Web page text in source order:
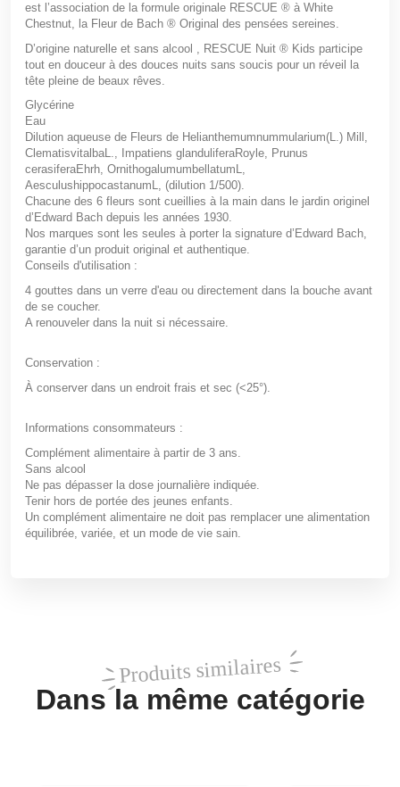
est l’association de la formule originale RESCUE ® à White
Chestnut, la Fleur de Bach ® Original des pensées sereines.
D’origine naturelle et sans alcool , RESCUE Nuit ® Kids participe
tout en douceur à des douces nuits sans soucis pour un réveil la
tête pleine de beaux rêves.
Glycérine
Eau
Dilution aqueuse de Fleurs de Helianthemumnummularium(L.) Mill,
ClematisvitalbaL., Impatiens glanduliferaRoyle, Prunus
cerasiferaEhrh, OrnithogalumumbellatumL,
AesculushippocastanumL, (dilution 1/500).
Chacune des 6 fleurs sont cueillies à la main dans le jardin originel
d’Edward Bach depuis les années 1930.
Nos marques sont les seules à porter la signature d’Edward Bach,
garantie d’un produit original et authentique.
Conseils d'utilisation :
4 gouttes dans un verre d'eau ou directement dans la bouche avant
de se coucher.
A renouveler dans la nuit si nécessaire.
Conservation :
À conserver dans un endroit frais et sec (<25°).
Informations consommateurs :
Complément alimentaire à partir de 3 ans.
Sans alcool
Ne pas dépasser la dose journalière indiquée.
Tenir hors de portée des jeunes enfants.
Un complément alimentaire ne doit pas remplacer une alimentation
équilibrée, variée, et un mode de vie sain.
Produits similaires
Dans la même catégorie